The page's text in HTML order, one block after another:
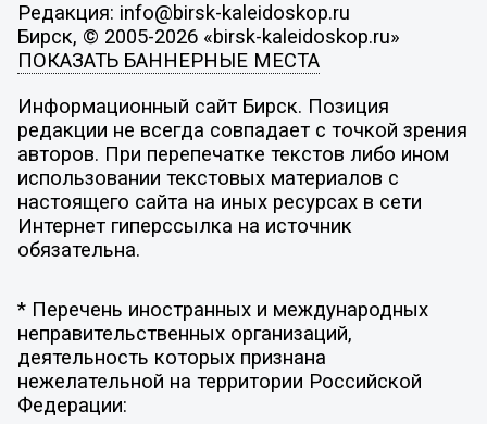
Редакция: info@birsk-kaleidoskop.ru
Бирск, © 2005-2026 «birsk-kaleidoskop.ru»
ПОКАЗАТЬ БАННЕРНЫЕ МЕСТА
Информационный сайт Бирск. Позиция
редакции не всегда совпадает с точкой зрения
авторов. При перепечатке текстов либо ином
использовании текстовых материалов с
настоящего сайта на иных ресурсах в сети
Интернет гиперссылка на источник
обязательна.
* Перечень иностранных и международных
неправительственных организаций,
деятельность которых признана
нежелательной на территории Российской
Федерации: